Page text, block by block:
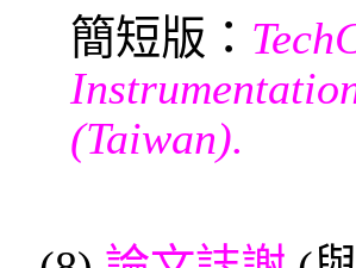
簡短版：
(Taiwan).